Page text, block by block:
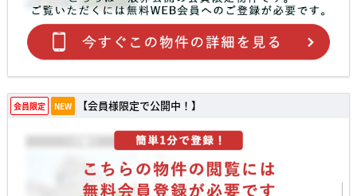
会員限定 NEW 【会員様限定で公開中！】